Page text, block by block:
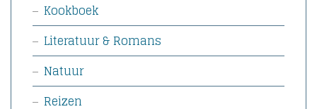
Kookboek
Literatuur & Romans
Natuur
Reizen